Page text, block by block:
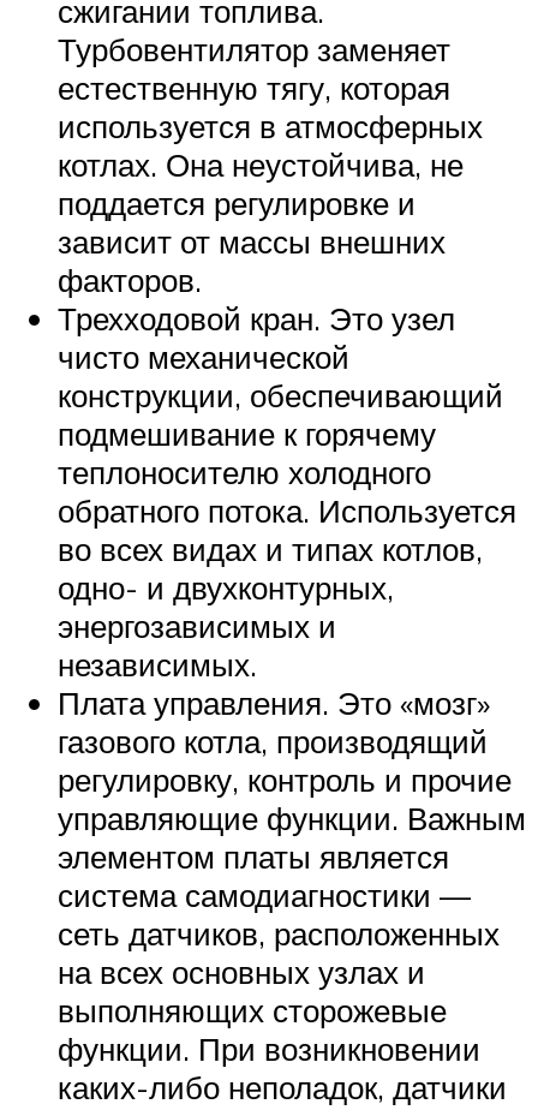
сжигании топлива.
Турбовентилятор заменяет
естественную тягу, которая
используется в атмосферных
котлах. Она неустойчива, не
поддается регулировке и
зависит от массы внешних
факторов.
Трехходовой кран. Это узел
чисто механической
конструкции, обеспечивающий
подмешивание к горячему
теплоносителю холодного
обратного потока. Используется
во всех видах и типах котлов,
одно- и двухконтурных,
энергозависимых и
независимых.
Плата управления. Это «мозг»
газового котла, производящий
регулировку, контроль и прочие
управляющие функции. Важным
элементом платы является
система самодиагностики —
сеть датчиков, расположенных
на всех основных узлах и
выполняющих сторожевые
функции. При возникновении
каких-либо неполадок, датчики